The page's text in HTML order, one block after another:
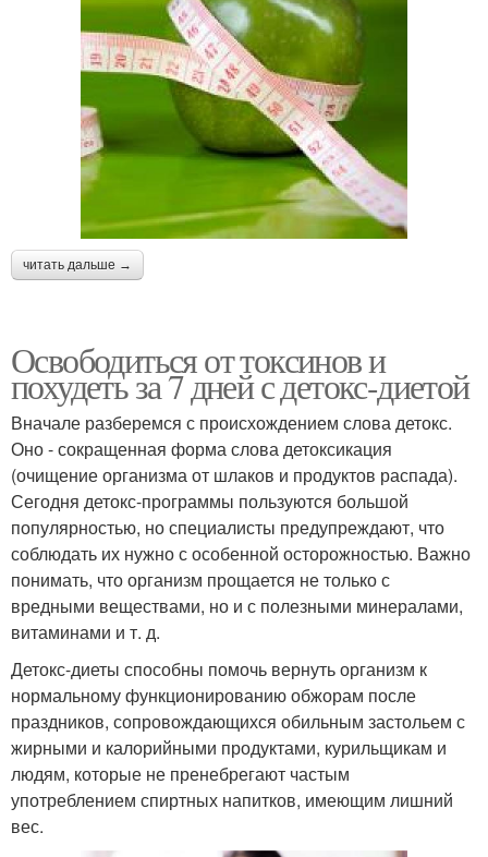
читать дальше →
Освободиться от токсинов и
похудеть за 7 дней с детокс-диетой
Вначале разберемся с происхождением слова детокс.
Оно - сокращенная форма слова детоксикация
(очищение организма от шлаков и продуктов распада).
Сегодня детокс-программы пользуются большой
популярностью, но специалисты предупреждают, что
соблюдать их нужно с особенной осторожностью. Важно
понимать, что организм прощается не только с
вредными веществами, но и с полезными минералами,
витаминами и т. д.
Детокс-диеты способны помочь вернуть организм к
нормальному функционированию обжорам после
праздников, сопровождающихся обильным застольем с
жирными и калорийными продуктами, курильщикам и
людям, которые не пренебрегают частым
употреблением спиртных напитков, имеющим лишний
вес.